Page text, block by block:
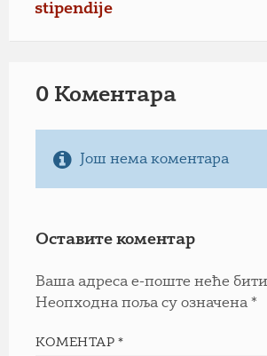
stipendije
0 Коментарa
Још нема коментара
Оставите коментар
Ваша адреса е-поште неће бити
Неопходна поља су означена *
КОМЕНТАР*